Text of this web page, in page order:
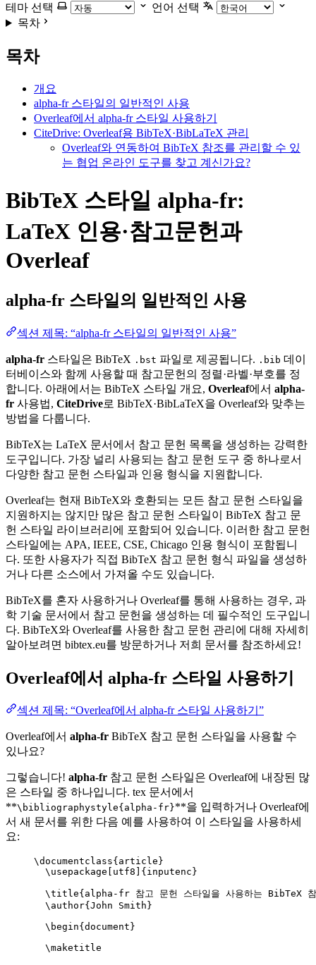
테마 선택
언어 선택
목차
목차
개요
alpha-fr 스타일의 일반적인 사용
Overleaf에서 alpha-fr 스타일 사용하기
CiteDrive: Overleaf용 BibTeX·BibLaTeX 관리
Overleaf와 연동하여 BibTeX 참조를 관리할 수 있
는 협업 온라인 도구를 찾고 계신가요?
BibTeX 스타일 alpha-fr:
LaTeX 인용·참고문헌과
Overleaf
alpha-fr 스타일의 일반적인 사용
섹션 제목: “alpha-fr 스타일의 일반적인 사용”
alpha-fr 스타일은 BibTeX .bst 파일로 제공됩니다. .bib 데이
터베이스와 함께 사용할 때 참고문헌의 정렬·라벨·부호를 정
합니다. 아래에서는 BibTeX 스타일 개요, Overleaf에서 alpha-
fr 사용법, CiteDrive로 BibTeX·BibLaTeX을 Overleaf와 맞추는
방법을 다룹니다.
BibTeX는 LaTeX 문서에서 참고 문헌 목록을 생성하는 강력한
도구입니다. 가장 널리 사용되는 참고 문헌 도구 중 하나로서
다양한 참고 문헌 스타일과 인용 형식을 지원합니다.
Overleaf는 현재 BibTeX와 호환되는 모든 참고 문헌 스타일을
지원하지는 않지만 많은 참고 문헌 스타일이 BibTeX 참고 문
헌 스타일 라이브러리에 포함되어 있습니다. 이러한 참고 문헌
스타일에는 APA, IEEE, CSE, Chicago 인용 형식이 포함됩니
다. 또한 사용자가 직접 BibTeX 참고 문헌 형식 파일을 생성하
거나 다른 소스에서 가져올 수도 있습니다.
BibTeX를 혼자 사용하거나 Overleaf를 통해 사용하는 경우, 과
학 기술 문서에서 참고 문헌을 생성하는 데 필수적인 도구입니
다. BibTeX와 Overleaf를 사용한 참고 문헌 관리에 대해 자세히
알아보려면 bibtex.eu를 방문하거나 저희 문서를 참조하세요!
Overleaf에서 alpha-fr 스타일 사용하기
섹션 제목: “Overleaf에서 alpha-fr 스타일 사용하기”
Overleaf에서 alpha-fr BibTeX 참고 문헌 스타일을 사용할 수
있나요?
그렇습니다! alpha-fr 참고 문헌 스타일은 Overleaf에 내장된 많
은 스타일 중 하나입니다. tex 문서에서
**\bibliographystyle{alpha-fr}**을 입력하거나 Overleaf에
서 새 문서를 위한 다음 예를 사용하여 이 스타일을 사용하세
요:
\documentclass{ article }
\usepackage
utf8 ]{ inputenc }
\title{alpha-fr 참고 문헌 스타일을 사용하는 BibTeX
\author{John Smith}
\begin{ document }
\maketitle